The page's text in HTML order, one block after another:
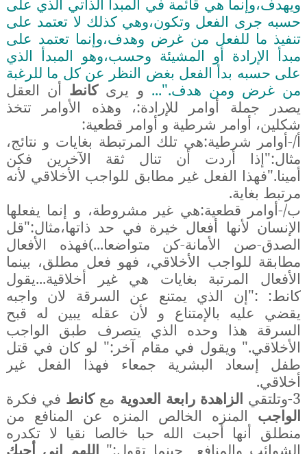
حسبه جرى الفعل وتكون،وهي كذلك لا تعتمد على
تنفيذ ما للفعل من غرض وهدف،وإنما تعتمد على
مبدأ الإرادة أو المشيئة وحسب،وهو المبدأ الذي
على حسبه بدأ الفعل بغض النظر عن كل ما للرغبة
من غرض ومن هدف."... و يرىكانط أن العقل
يصدر جملة أوامر للإرادة:، وهذه الأوامر تتخذ
شكلين، أوامر شرطية و أوامر قطعية:
أ/-أوامر شرطية:هي تلك المرتبطة بغايات و نتائج،
مثال:"إذا أردت أن تنال ثقة الآخرين فكن
أمينا."فهذا الفعل غير مطابق للواجب الأخلاقي لأنه
مرتبط بغاية.
ب/-أوامر قطعية:هي غير مشروطة، و إنما يفعلها
الإنسان لأنها أفعال خيرة في حد ذاتها،مثال:"قل
الصدق-صن الأمانة-كن متواضعا...)فهذه الأفعال
مطابقة للواجب الأخلاقي، فهو فعل مطلق، بينما
الأفعال المرتبة بغايات هي غير أخلاقية...يقول
كانط: :"إن الذي يمتنع عن السرقة لان واجبه
يقضي عليه بالإمتناع و لأن عقله يبين له قبح
السرقة هذا وحده الذي يتصرف طبق الواجب
الأخلاقي." ويقول في مقام آخر:" لو كان في قتل
طفل إسعاد البشرية جمعاء فهذا الفعل غير
أخلاقي.
3-وتلتقي
الزاهدة رابعة العدوية معكانط في فكرة
الواجب المنزه الخالص المنزه عن المنافع من
منطلق أنها أحبت الله حبا خالصا نقيا لا تكدره
الشوائب والمنافع
حينما تقول:" اللهم إني أحبك